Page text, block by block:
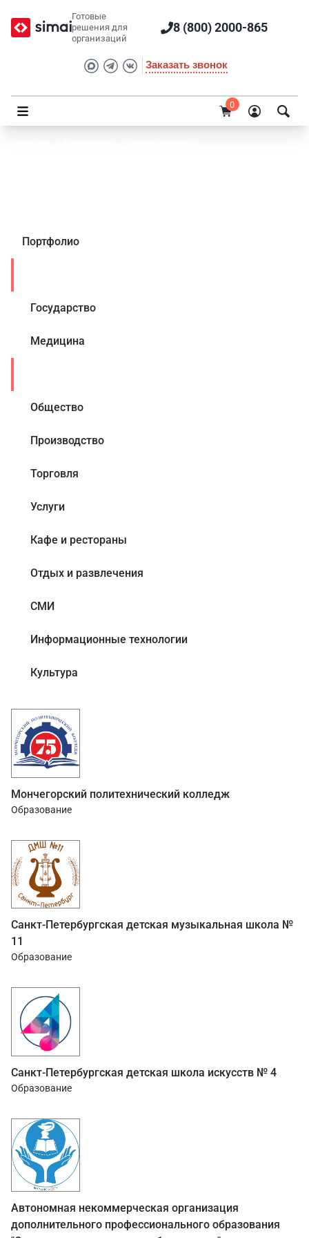
Готовые
решения для
организаций
8 (800) 2000-865
Заказать звонок
0
Портфолио
Государство
Медицина
Общество
Производство
Торговля
Услуги
Кафе и рестораны
Отдых и развлечения
СМИ
Информационные технологии
Культура
Мончегорский политехнический колледж
Образование
Санкт-Петербургская детская музыкальная школа №
11
Образование
Санкт-Петербургская детская школа искусств № 4
Образование
Автономная некоммерческая организация
дополнительного профессионального образования